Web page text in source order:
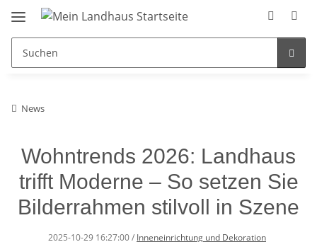
News
Wohntrends 2026: Landhaus
trifft Moderne – So setzen Sie
Bilderrahmen stilvoll in Szene
2025-10-29 16:27:00/ Inneneinrichtung und Dekoration